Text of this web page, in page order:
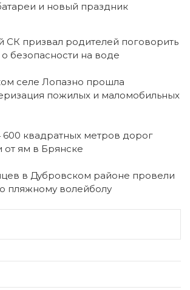
и новый праздник
СК призвал родителей поговорить
безопасности на воде
селе Лопазно прошла
пожилых и маломобильных
600 квадратных метров дорог
от ям в Брянске
в Дубровском районе провели
пляжному волейболу